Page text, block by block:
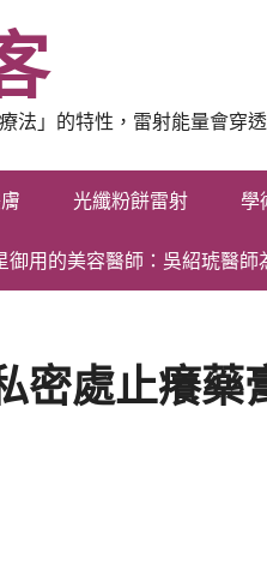
」的特性，雷射能量會穿
光纖粉餅雷射 學
御用的美容醫師：吳紹琥醫
密處止癢藥